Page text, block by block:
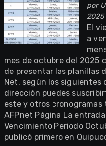
por
2025
El
a
mes de octubre del 2025
de presentar las planillas
Net, según los siguientes
dirección puedes
este y otros cronogramas
AFPnet Página La
Vencimiento Periodo
publicó primero en